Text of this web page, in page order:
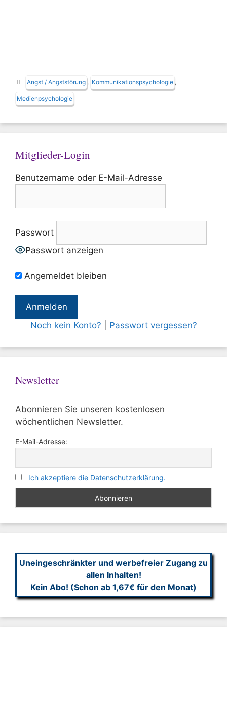
Schlagwörter
Angst / Angststörung Kommunikationspsychologie
Medienpsychologie
Mitglieder-Login
Benutzername oder E-Mail-Adresse
Passwort
Passwort anzeigen
Angemeldet bleiben
Noch kein Konto? Passwort vergessen?
Newsletter
Abonnieren Sie unseren kostenlosen
wöchentlichen Newsletter.
E-Mail-Adresse:
Ich akzeptiere die Datenschutzerklärung.
Uneingeschränkter und werbefreier Zugang zu
allen Inhalten!
Kein Abo! (Schon ab 1,67€ für den Monat)